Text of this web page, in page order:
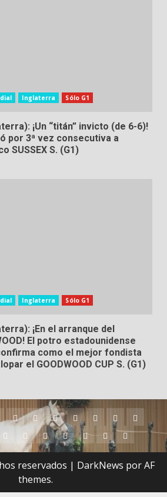
Inglaterra Sólo G1
¡Un “titán” invicto (de 6-6)!
por 3ª vez consecutiva a
SUSSEX S. (G1)
Inglaterra Sólo G1
¡En el arranque del
El potro estadounidense
como el mejor fondista
el GOODWOOD CUP S. (G1)
DubaiEstados
Unidos
Hong
Kong
Inglaterra
IrlandaJapónNueva
Zelanda
QatarSingapurSuráfrica
UruguayVenezuelaHipódromos
(Dubai)
reservados | DarkNews por AF
themes.